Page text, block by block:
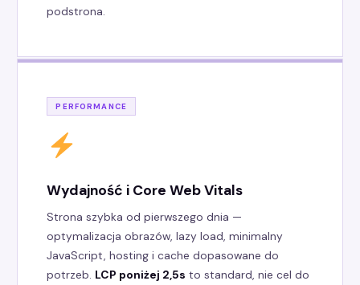
podstrona.
PERFORMANCE
Wydajność i Core Web Vitals
Strona szybka od pierwszego dnia —
optymalizacja obrazów, lazy load, minimalny
JavaScript, hosting i cache dopasowane do
potrzeb. LCP poniżej 2,5s to standard, nie cel do